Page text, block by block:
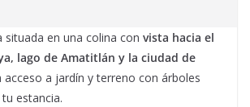
situada en una colina con vista hacia el
lago de Amatitlán y la ciudad de
acceso a jardín y terreno con árboles
estancia.